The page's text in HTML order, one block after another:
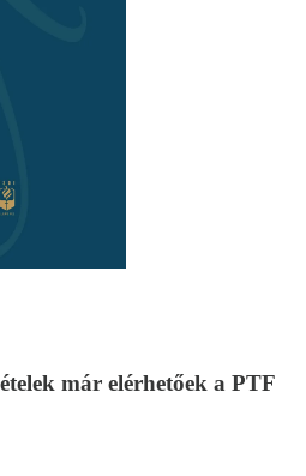
már elérhetőek a PTF